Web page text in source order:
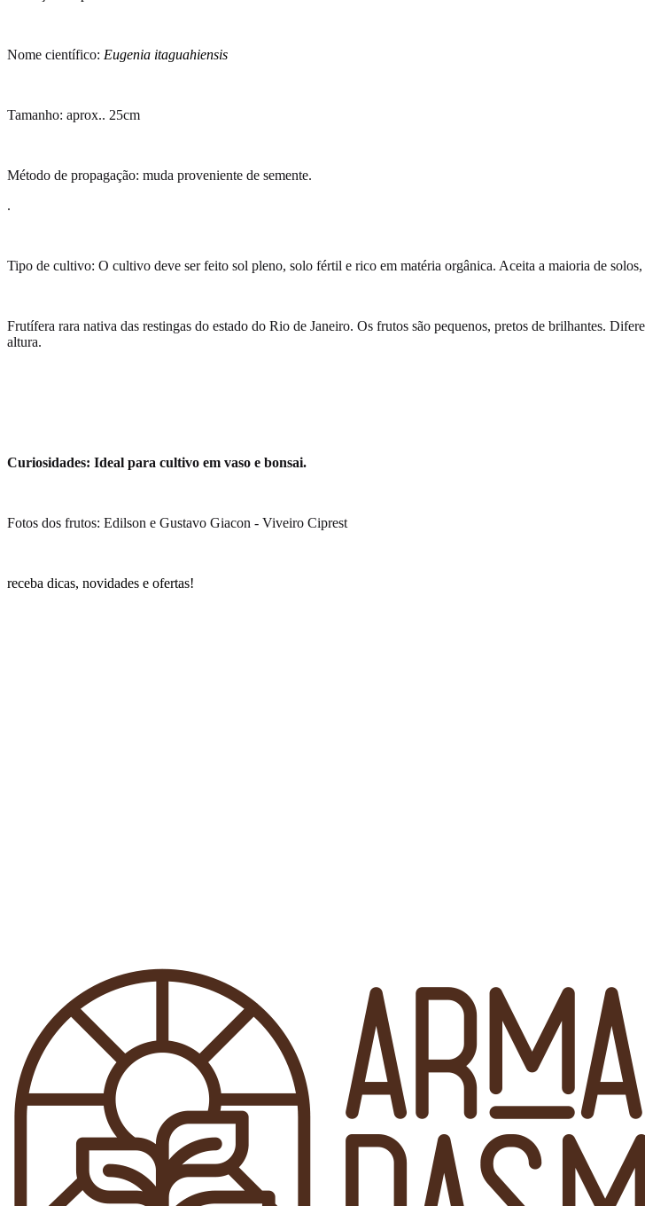
Nome científico: Eugenia itaguahiensis
Tamanho: aprox.. 25cm
Método de propagação: muda proveniente de semente.
.
Tipo de cultivo: O cultivo deve ser feito sol pleno, solo fértil e rico em matéria orgânica. Aceita a maioria de solos,
Frutífera rara nativa das restingas do estado do Rio de Janeiro. Os frutos são pequenos, pretos de brilhantes.
altura.
Curiosidades: Ideal para cultivo em vaso e bonsai.
Fotos dos frutos: Edilson e Gustavo Giacon - Viveiro Ciprest
receba dicas, novidades e ofertas!